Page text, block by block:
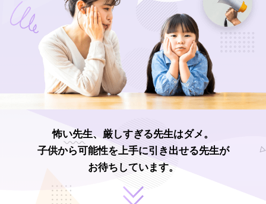
怖い先生、厳しすぎる先生はダメ。
子供から可能性を上手に引き出せる先生が
お待ちしています。